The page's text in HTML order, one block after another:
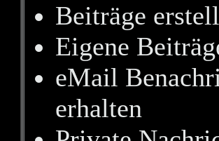
Beiträge
Eigene
eMail
erhalten